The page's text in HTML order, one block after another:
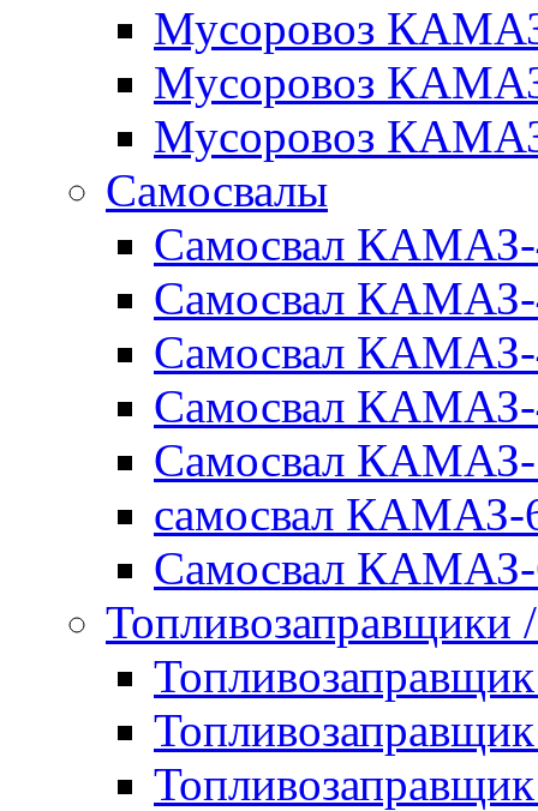
Мусоровоз
Мусоровоз
Мусоровоз
Самосвалы
Самосвал
Самосвал КАМАЗ-
Самосвал КАМАЗ-
Самосвал КАМАЗ-
Самосвал КАМАЗ-
самосвал КАМАЗ-
Самосвал КАМАЗ-
Топливозаправщики